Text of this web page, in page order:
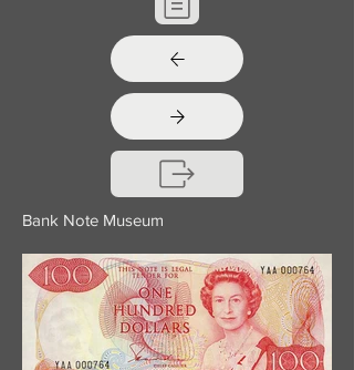
Bank Note Museum